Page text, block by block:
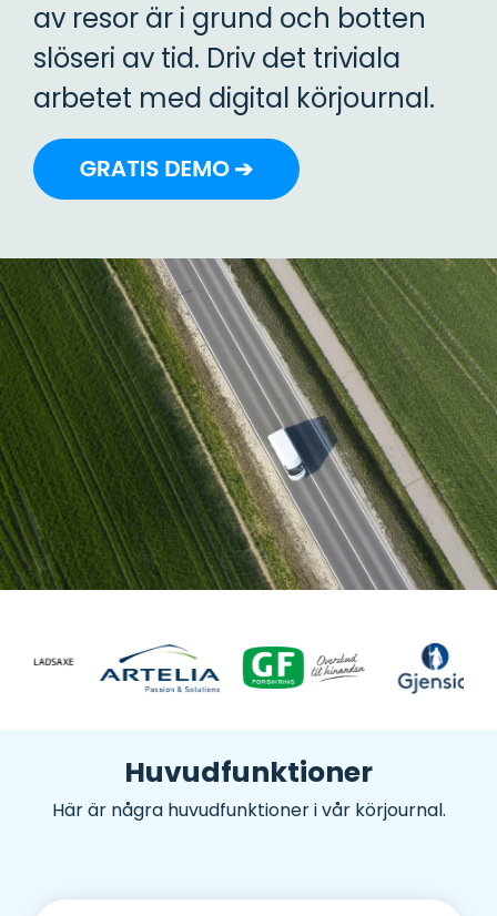
bokningsmodul.
Asset
management
Administration
spårning
av verktyg,
utrustning
och
material.
Skador
&
försäkring
Mobil
skadeanmälan
och fullt
utnyttjande
av
försäkringar.
Uppgiftsstyrning
Hantera
uppgifter
och koppla
dem till
utrustning
eller
fordon.
som
anställd. AirPlus
Matcha
kvitton
med
AirPlus-
transaktioner
av resor är i grund och botten
slöseri av tid. Driv det triviala
arbetet med digital körjournal.
Huvudfunktioner
Här är några huvudfunktioner i vår körjournal.